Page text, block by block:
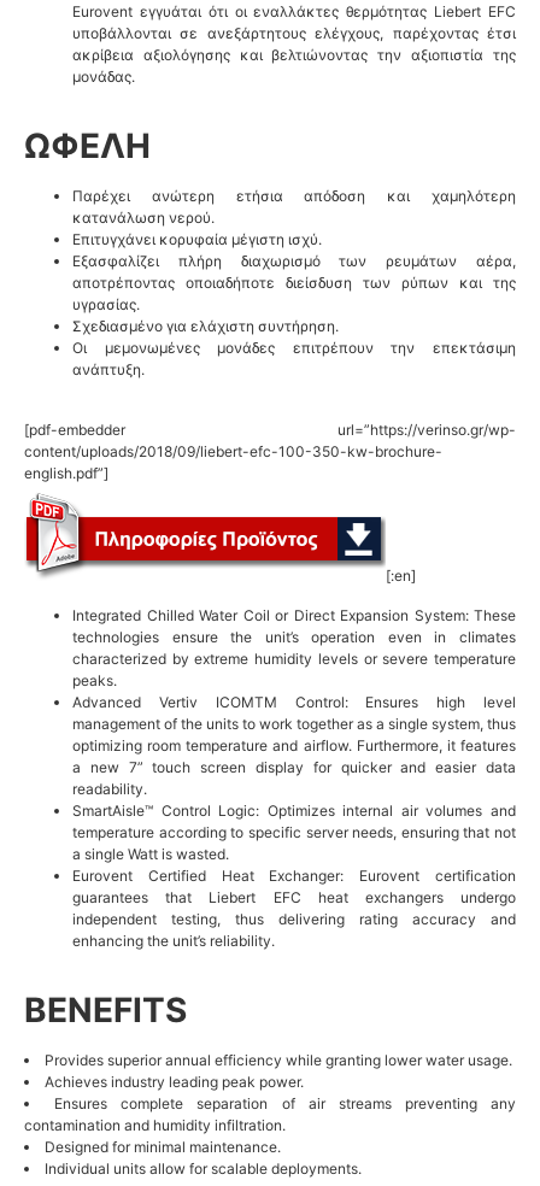
Eurovent εγγυάται ότι οι εναλλάκτες θερμότητας Liebert EFC
υποβάλλονται σε ανεξάρτητους ελέγχους, παρέχοντας έτσι
ακρίβεια αξιολόγησης και βελτιώνοντας την αξιοπιστία της
μονάδας.
ΩΦΕΛΗ
Παρέχει ανώτερη ετήσια απόδοση και χαμηλότερη
κατανάλωση νερού.
Επιτυγχάνει κορυφαία μέγιστη ισχύ.
Εξασφαλίζει πλήρη διαχωρισμό των ρευμάτων αέρα,
αποτρέποντας οποιαδήποτε διείσδυση των ρύπων και της
υγρασίας.
Σχεδιασμένο για ελάχιστη συντήρηση.
Οι μεμονωμένες μονάδες επιτρέπουν την επεκτάσιμη
ανάπτυξη.
[pdf-embedder url=”https://verinso.gr/wp-
content/uploads/2018/09/liebert-efc-100-350-kw-brochure-
english.pdf”]
[:en]
Integrated Chilled Water Coil or Direct Expansion System: These
technologies ensure the unit’s operation even in climates
characterized by extreme humidity levels or severe temperature
peaks.
Advanced Vertiv ICOMTM Control: Ensures high level
management of the units to work together as a single system, thus
optimizing room temperature and airflow. Furthermore, it features
a new 7” touch screen display for quicker and easier data
readability.
SmartAisle™ Control Logic: Optimizes internal air volumes and
temperature according to specific server needs, ensuring that not
a single Watt is wasted.
Eurovent Certified Heat Exchanger: Eurovent certification
guarantees that Liebert EFC heat exchangers undergo
independent testing, thus delivering rating accuracy and
enhancing the unit’s reliability.
BENEFITS
Provides superior annual efficiency while granting lower water usage.
Achieves industry leading peak power.
Ensures complete separation of air streams preventing any
contamination and humidity infiltration.
Designed for minimal maintenance.
Individual units allow for scalable deployments.